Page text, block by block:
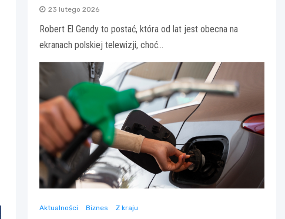
23 lutego 2026
Robert El Gendy to postać, która od lat jest obecna na
ekranach polskiej telewizji, choć…
Aktualności Biznes Z kraju